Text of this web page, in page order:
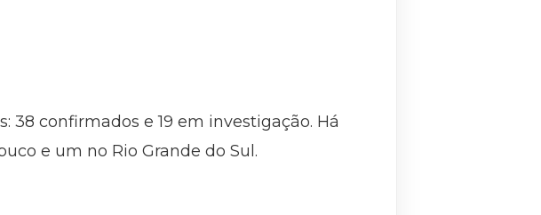
38 confirmados e 19 em investigação. Há
e um no Rio Grande do Sul.